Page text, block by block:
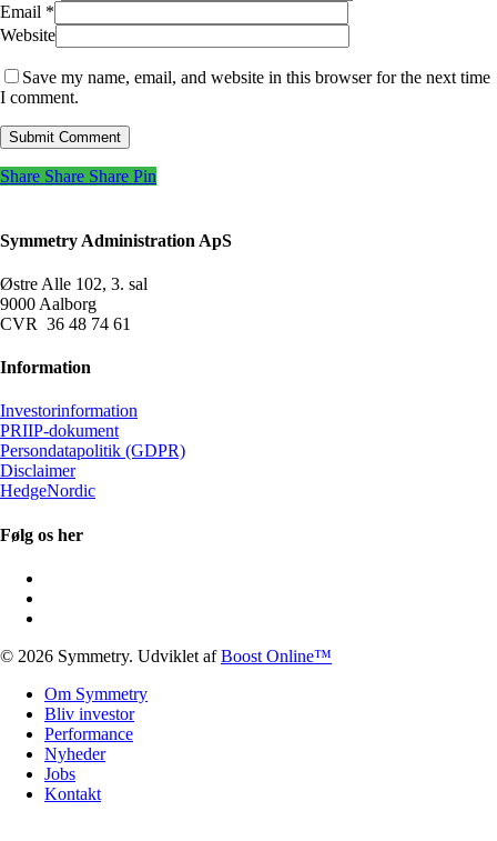
Email *
Website
Save my name, email, and website in this browser for the next time
I comment.
Share Share Share Pin
Symmetry Administration ApS
Østre Alle 102, 3. sal
9000 Aalborg
CVR 36 48 74 61
Information
Investorinformation
PRIIP-dokument
Persondatapolitik (GDPR)
Disclaimer
HedgeNordic
Følg os her
© 2026 Symmetry. Udviklet afBoost Online™
Close
Menu
Om Symmetry
Bliv investor
Performance
Nyheder
Jobs
Kontakt